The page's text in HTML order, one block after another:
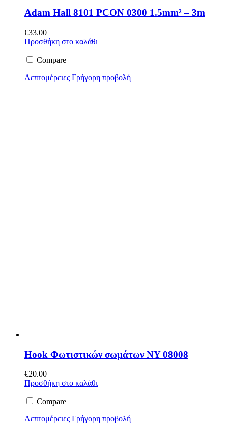
Adam Hall 8101 PCON 0300 1.5mm² – 3m
€33.00
Προσθήκη στο καλάθι
Compare
Λεπτομέρειες Γρήγορη προβολή
Hook Φωτιστικών σωμάτων NY 08008
€20.00
Προσθήκη στο καλάθι
Compare
Λεπτομέρειες Γρήγορη προβολή